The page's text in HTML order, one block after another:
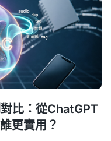
比：從ChatGPT
更實用？